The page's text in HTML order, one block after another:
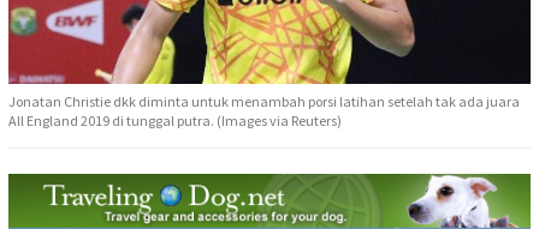
Jonatan Christie dkk diminta untuk menambah porsi latihan setelah tak ada juara
All England 2019 di tunggal putra. (Images via Reuters)